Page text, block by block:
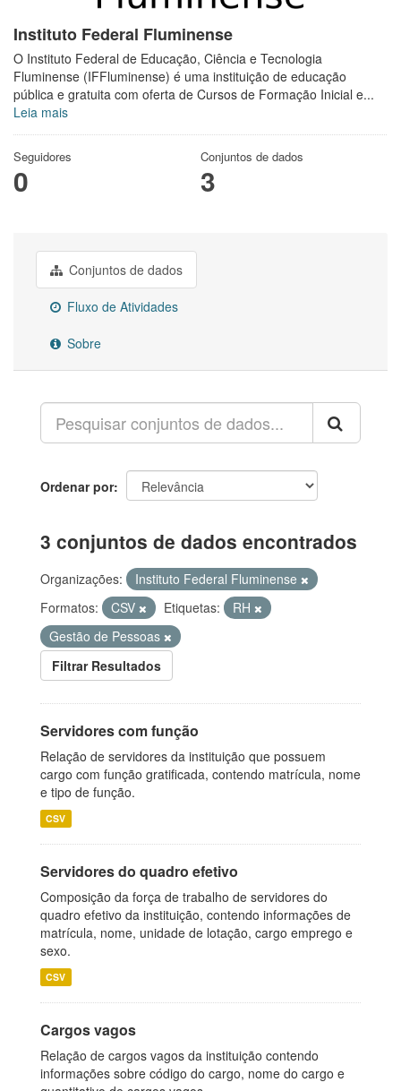
Instituto Federal Fluminense
O Instituto Federal de Educação, Ciência e Tecnologia
Fluminense (IFFluminense) é uma instituição de educação
pública e gratuita com oferta de Cursos de Formação Inicial e...
Leia mais
Seguidores
0
Conjuntos de dados
3
Conjuntos de dados
Fluxo de Atividades
Sobre
Ordenar por
3 conjuntos de dados encontrados
Organizações:
Instituto Federal Fluminense
Formatos:
CSV Etiquetas:
RH
Gestão de Pessoas
Filtrar Resultados
Servidores com função
Relação de servidores da instituição que possuem
cargo com função gratificada, contendo matrícula, nome
e tipo de função.
CSV
Servidores do quadro efetivo
Composição da força de trabalho de servidores do
quadro efetivo da instituição, contendo informações de
matrícula, nome, unidade de lotação, cargo emprego e
sexo.
CSV
Cargos vagos
Relação de cargos vagos da instituição contendo
informações sobre código do cargo, nome do cargo e